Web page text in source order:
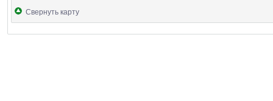
Свернуть карту